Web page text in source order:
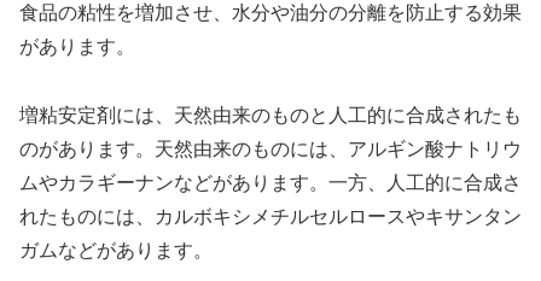
食品の粘性を増加させ、水分や油分の分離を防止する効果
があります。
増粘安定剤には、天然由来のものと人工的に合成されたも
のがあります。天然由来のものには、アルギン酸ナトリウ
ムやカラギーナンなどがあります。一方、人工的に合成さ
れたものには、カルボキシメチルセルロースやキサンタン
ガムなどがあります。